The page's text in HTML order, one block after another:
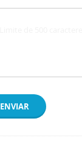
ENVIAR